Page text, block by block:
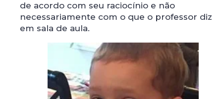
de acordo com seu raciocínio e não
necessariamente com o que o professor diz
em sala de aula.